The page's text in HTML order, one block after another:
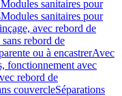
sanitaires pour
Modules sanitaires pour
avec rebord de
rebord de
ou à encastrerAvec
fonctionnement avec
rebord de
couvercleSéparations